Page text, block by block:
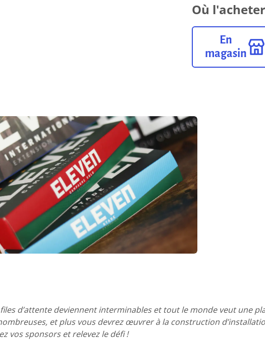
15.82 Mo
Où
En
magasin
d’attente deviennent interminables et tout le monde veut une
et plus vous devrezœuvrerà la construction
vos sponsors et relevez le défi !